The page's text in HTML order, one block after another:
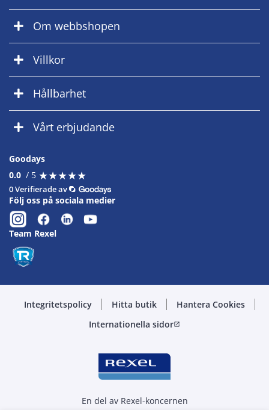
Om webbshopen
Villkor
Hållbarhet
Vårt erbjudande
Goodays
0.0 / 5 ★★★★★
★★★★★
0 Verifierade av
Följ oss på sociala medier
Team Rexel
Integritetspolicy Hitta butik
Hantera Cookies
Internationella sidoropen_in_new
En del av Rexel-koncernen